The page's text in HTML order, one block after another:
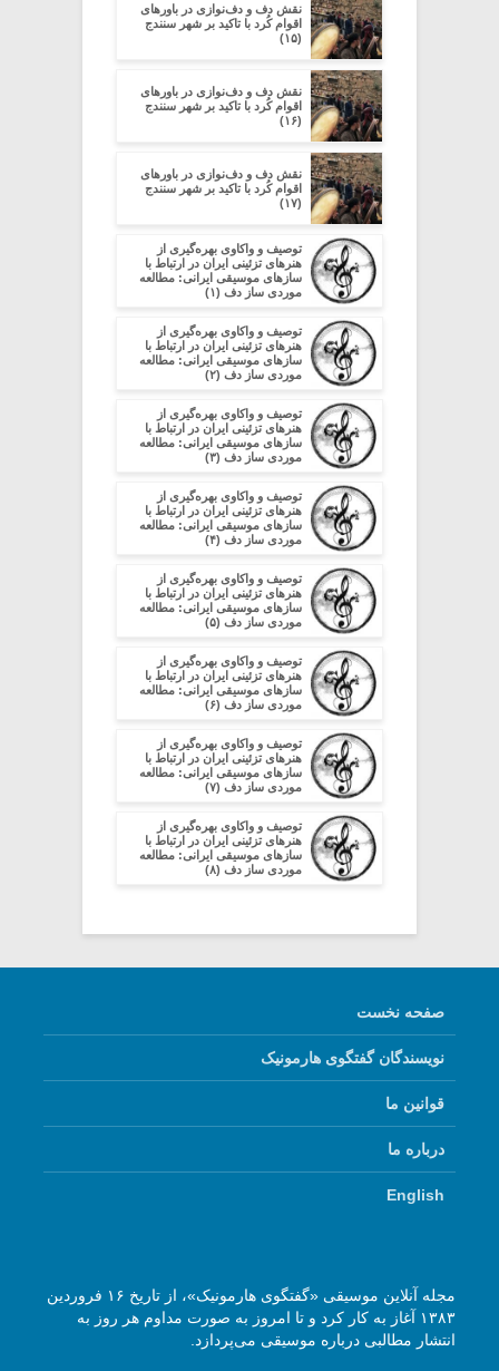
نقش دف و دف‌نوازی در باورهای
اقوام کُرد با تاکید بر شهر سنندج
(۱۵)
نقش دف و دف‌نوازی در باورهای
اقوام کُرد با تاکید بر شهر سنندج
(۱۶)
نقش دف و دف‌نوازی در باورهای
اقوام کُرد با تاکید بر شهر سنندج
(۱۷)
توصیف و واکاوی بهره‌گیری از
هنرهای تزئینی ایران در ارتباط با
سازهای موسیقی ایرانی: مطالعه
موردی ساز دف (۱)
توصیف و واکاوی بهره‌گیری از
هنرهای تزئینی ایران در ارتباط با
سازهای موسیقی ایرانی: مطالعه
موردی ساز دف (۲)
توصیف و واکاوی بهره‌گیری از
هنرهای تزئینی ایران در ارتباط با
سازهای موسیقی ایرانی: مطالعه
موردی ساز دف (۳)
توصیف و واکاوی بهره‌گیری از
هنرهای تزئینی ایران در ارتباط با
سازهای موسیقی ایرانی: مطالعه
موردی ساز دف (۴)
توصیف و واکاوی بهره‌گیری از
هنرهای تزئینی ایران در ارتباط با
سازهای موسیقی ایرانی: مطالعه
موردی ساز دف (۵)
توصیف و واکاوی بهره‌گیری از
هنرهای تزئینی ایران در ارتباط با
سازهای موسیقی ایرانی: مطالعه
موردی ساز دف (۶)
توصیف و واکاوی بهره‌گیری از
هنرهای تزئینی ایران در ارتباط با
سازهای موسیقی ایرانی: مطالعه
موردی ساز دف (۷)
توصیف و واکاوی بهره‌گیری از
هنرهای تزئینی ایران در ارتباط با
سازهای موسیقی ایرانی: مطالعه
موردی ساز دف (۸)
صفحه نخست
نویسندگان گفتگوی هارمونیک
قوانین ما
درباره ما
English
مجله آنلاین موسیقی «گفتگوی هارمونیک»، از تاریخ ۱۶ فروردین
۱۳۸۳ آغاز به کار کرد و تا امروز به صورت مداوم هر روز به
انتشار مطالبی درباره موسیقی می‌پردازد.